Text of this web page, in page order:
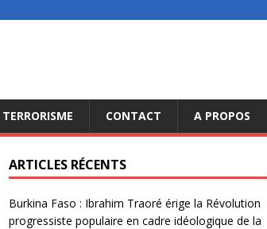
TERRORISME CONTACT A PROPOS
ARTICLES RÉCENTS
Burkina Faso : Ibrahim Traoré érige la Révolution
progressiste populaire en cadre idéologique de la